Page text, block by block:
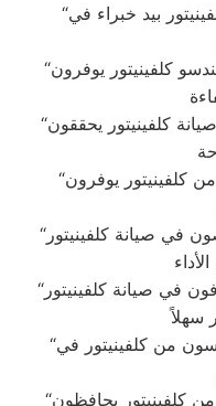
“المهندسون المدربون: صيانة كلفينيتور بيد خبراء في
“جودة في كل تفاصيل الصيانة: مهندسو كلفينيتور يوفرون
“الاعتماد على الاحترافية: مهندسو صيانة كلفينيتور يحققون
“تقنية واحترافية: خبراء الصيانة من كلفينيتور يوفرون
“خدمة فائقة: المهندسون المتخصصون في صيانة كلفينيتور
“خبرة تعتمد عليها: مهندسون محترفون في صيانة كلفينيتور
“تواجد قريب للأداء الأمثل: المهندسون من كلفينيتور في
“الاعتماد على الخبرة: المهندسون من كلفينيتور يحافظون